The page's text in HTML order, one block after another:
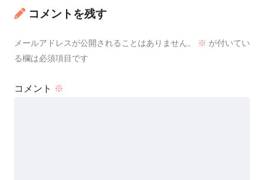
コメントを残す
メールアドレスが公開されることはありません。 ※ が付いてい
る欄は必須項目です
コメント ※